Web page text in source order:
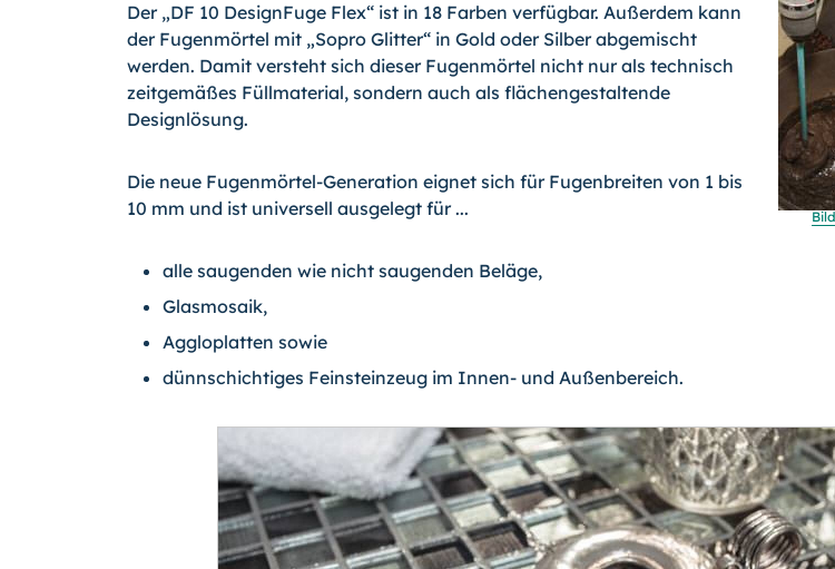
Der „DF 10 DesignFuge Flex“ ist in 18 Farben verfügbar. Außer­dem kann
der Fugenmörtel mit „Sopro Glitter“ in Gold oder Sil­ber abgemischt
werden. Damit versteht sich dieser Fugenmör­tel nicht nur als technisch
zeitgemäßes Füllmaterial, sondern auch als flächengestaltende
Designlösung.
Die neue Fugenmörtel-Generation eignet sich für Fugenbreiten von 1 bis
10 mm und ist universell ausgelegt für ...
alle saugenden wie nicht saugenden Beläge,
Glasmosaik,
Aggloplatten sowie
dünnschichtiges Feinsteinzeug im Innen- und Außenbereich.